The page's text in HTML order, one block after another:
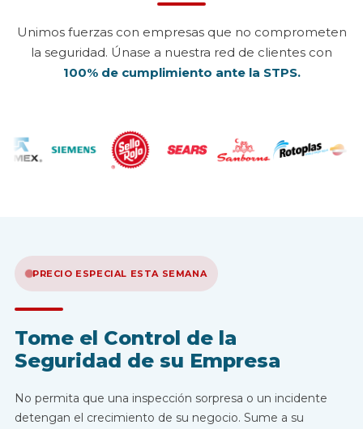
Unimos fuerzas con empresas que no comprometen
la seguridad. Únase a nuestra red de clientes con
100% de cumplimiento ante la STPS.
PRECIO ESPECIAL ESTA SEMANA
Tome el Control de la
Seguridad de su Empresa
No permita que una inspección sorpresa o un incidente
detengan el crecimiento de su negocio. Sume a su